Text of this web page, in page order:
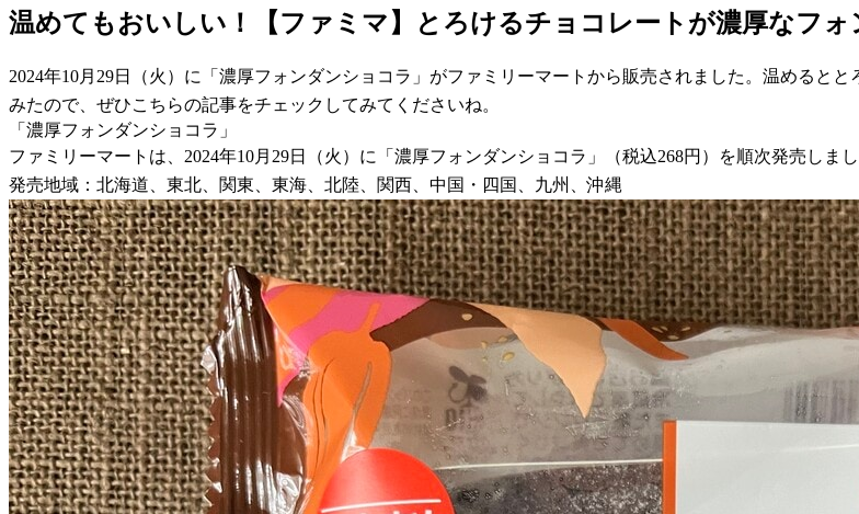
温めてもおいしい！【ファミマ】とろけるチョコレートが濃厚なフォ
2024年10月29日（火）に「濃厚フォンダンショコラ」がファミリーマートから販売されました。温めると
みたので、ぜひこちらの記事をチェックしてみてくださいね。
「濃厚フォンダンショコラ」
ファミリーマートは、2024年10月29日（火）に「濃厚フォンダンショコラ」（税込268円）を順次発売しまし
発売地域：北海道、東北、関東、東海、北陸、関西、中国・四国、九州、沖縄